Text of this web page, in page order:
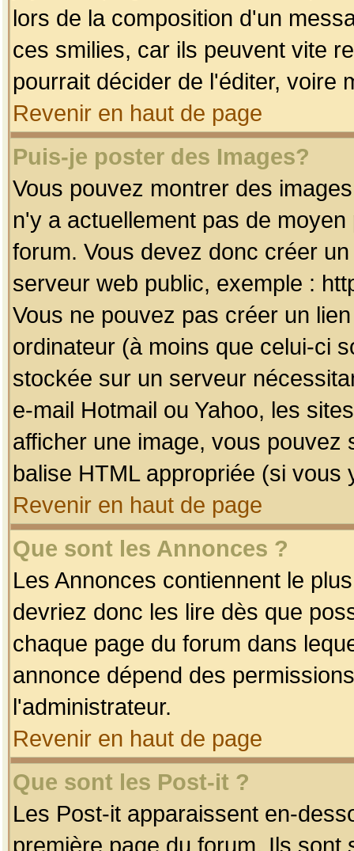
lors de la composition d'un
ces smilies, car ils peuvent vite
pourrait décider de l'éditer, voire
Revenir en haut de page
Puis-je poster des Images?
Vous pouvez montrer des
n'y a actuellement pas de
forum. Vous devez donc créer
serveur web public, exemple :
Vous ne pouvez pas créer un
ordinateur (à moins que celui-ci
stockée sur un serveur
e-mail Hotmail ou Yahoo, les
afficher une image, vous pouvez
balise HTML appropriée (si vous
Revenir en haut de page
Que sont les Annonces ?
Les Annonces contiennent le
devriez donc les lire dès que
chaque page du forum dans
annonce dépend des
l'administrateur.
Revenir en haut de page
Que sont les Post-it ?
Les Post-it apparaissent en-
première page du forum. Ils